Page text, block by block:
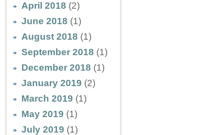
April 2018 (2)
June 2018 (1)
August 2018 (1)
September 2018 (1)
December 2018 (1)
January 2019 (2)
March 2019 (1)
May 2019 (1)
July 2019 (1)